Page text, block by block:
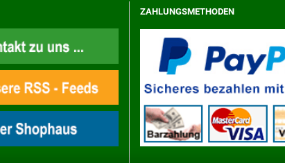
ZAHLUNGSMETHODEN